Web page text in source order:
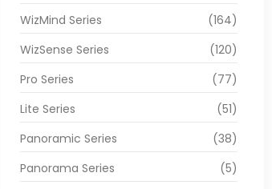
WizMind Series
(164)
WizSense Series
(120)
Pro Series
(77)
Lite Series
(51)
Panoramic Series
(38)
Panorama Series
(5)